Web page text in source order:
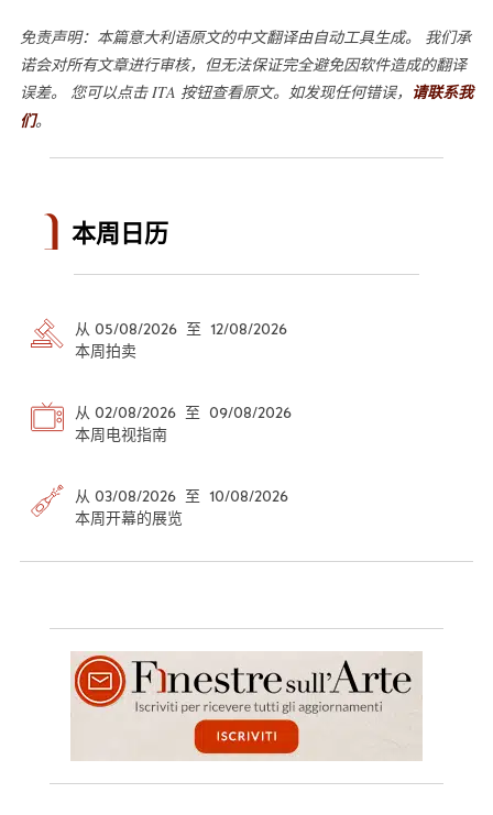
免责声明：本篇意大利语原文的中文翻译由自动工具生成。 我们承
诺会对所有文章进行审核，但无法保证完全避免因软件造成的翻译
误差。 您可以点击 ITA 按钮查看原文。如发现任何错误， 请联系我
们。
本周日历
从 05/08/2026 至 12/08/2026
本周拍卖
从 02/08/2026 至 09/08/2026
本周电视指南
从 03/08/2026 至 10/08/2026
本周开幕的展览